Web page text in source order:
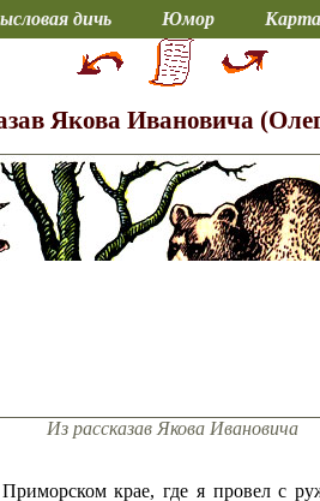
дичь Юмор
Якова Ивановича
Из рассказав Якова Ивановича
крае, где я провел с